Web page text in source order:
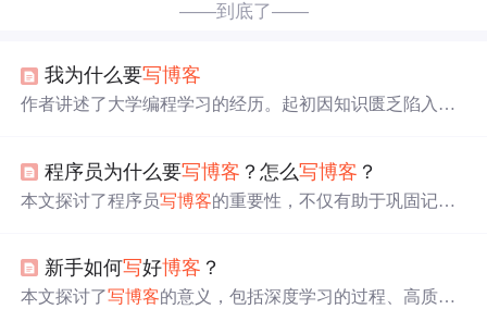
——到底了——
我为什么要写博客
作者讲述了大学编程学习的经历。起初因知识匮乏陷入恶
点。2019年开始写博客，秉持原创、不收费等原则，希望
造福后人。
程序员为什么要写博客 ？怎么写博客 ？
本文探讨了程序员写博客的重要性，不仅有助于巩固记
包括选择平台、内容类型及
新手如何写好博客 ？
本文探讨了写博客的意义，包括深度学习的过程、高质量